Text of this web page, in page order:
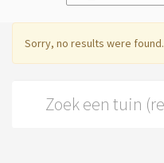
Sorry, no results were found.